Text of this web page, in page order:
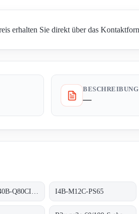
erhalten Sie direkt über das
BESCHREIBUNG
—
I4B-M12C-PS65